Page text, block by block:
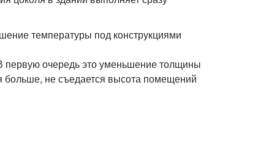
температуры под конструкциями
первую очередь это уменьшение толщины
больше, не съедается высота помещений